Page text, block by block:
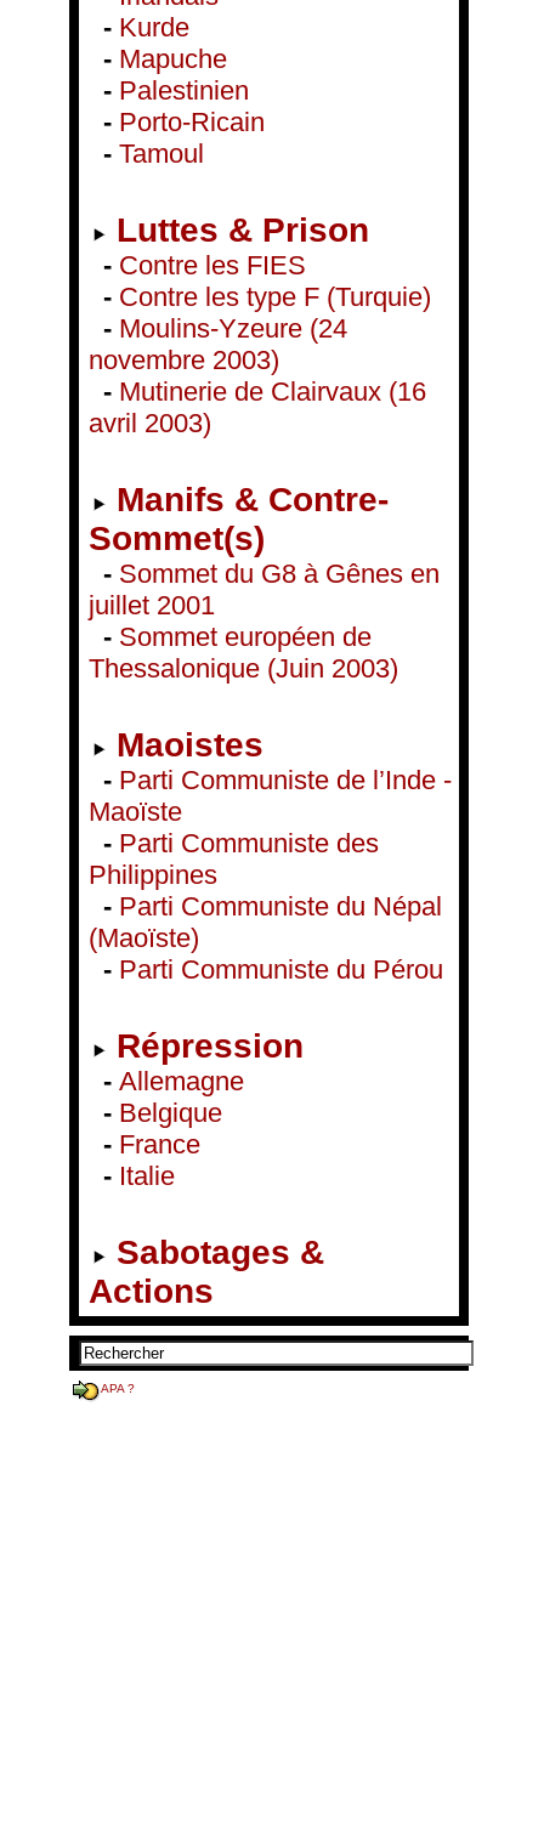
- Kurde
- Mapuche
- Palestinien
- Porto-Ricain
- Tamoul
Luttes & Prison
- Contre les FIES
- Contre les type F (Turquie)
- Moulins-Yzeure (24
novembre 2003)
- Mutinerie de Clairvaux (16
avril 2003)
Manifs & Contre-
Sommet(s)
- Sommet du G8 à Gênes en
juillet 2001
- Sommet européen de
Thessalonique (Juin 2003)
Maoistes
- Parti Communiste de l’Inde -
Maoïste
- Parti Communiste des
Philippines
- Parti Communiste du Népal
(Maoïste)
- Parti Communiste du Pérou
Répression
- Allemagne
- Belgique
- France
- Italie
Sabotages &
Actions
APA ?